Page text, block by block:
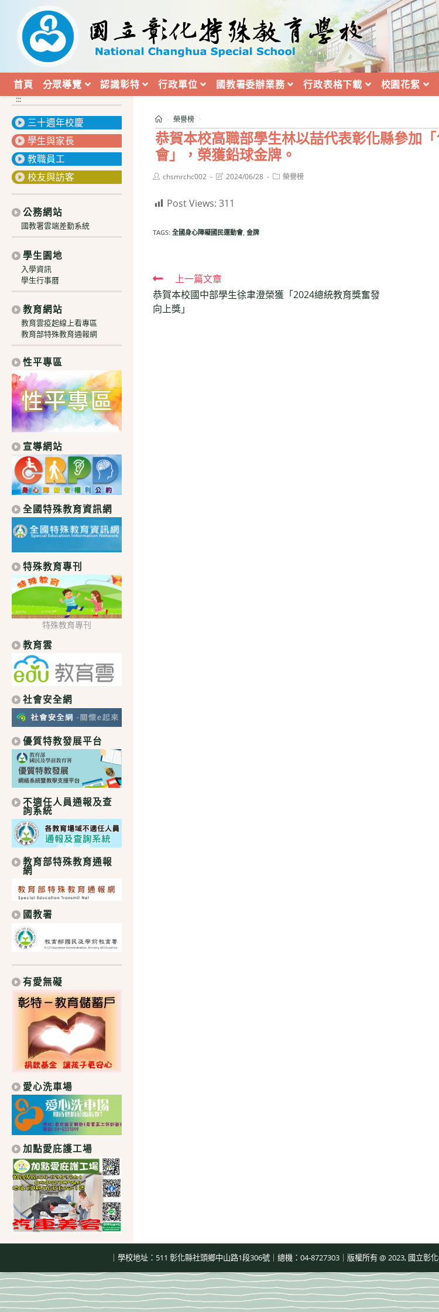
內
首頁 分眾導覽 認識彰特 行政單位 國教署委辦業務 行政表格下載 校園花絮
恭賀本校高職部學生林以喆代表彰化縣參加
會」，榮獲鉛球金牌。
> 榮譽榜 >
Postchsmrchc002
Post2024/06/28
Post榮譽榜
Post Views: 311
TAGS:全國身心障礙國民運動會, 金牌
Read
more
articles
上一篇文章
恭賀本校國中部學生徐聿澄榮獲「2024總統教育獎奮發
向上獎」
:::
三十週年校慶
學生與家長
教職員工
校友與訪客
公務網站
國教署雲端差勤系統
學生園地
入學資訊
學生行事曆
教育網站
教育雲疫起線上看專區
教育部特殊教育通報網
性平專區
宣導網站
全國特殊教育資訊網
特殊教育專刊
特殊教育專刊
教育雲
社會安全網
優質特教發展平台
不適任人員通報及查
詢系統
教育部特殊教育通報
網
國教署
有愛無礙
愛心洗車場
加點愛庇護工場
｜學校地址：511 彰化縣社頭鄉中山路1段306號｜總機：04-8727303｜版權所有 @ 2023, 國立